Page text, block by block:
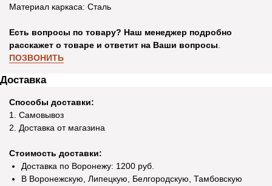
Материал каркаса: Сталь
Есть вопросы по товару? Наш менеджер подробно
расскажет о товаре и ответит на Ваши вопросы.
ПОЗВОНИТЬ
Доставка
Способы доставки:
1. Самовывоз
2. Доставка от магазина
Стоимость доставки:
Доставка по Воронежу: 1200 руб.
В Воронежскую, Липецкую, Белгородскую, Тамбовскую